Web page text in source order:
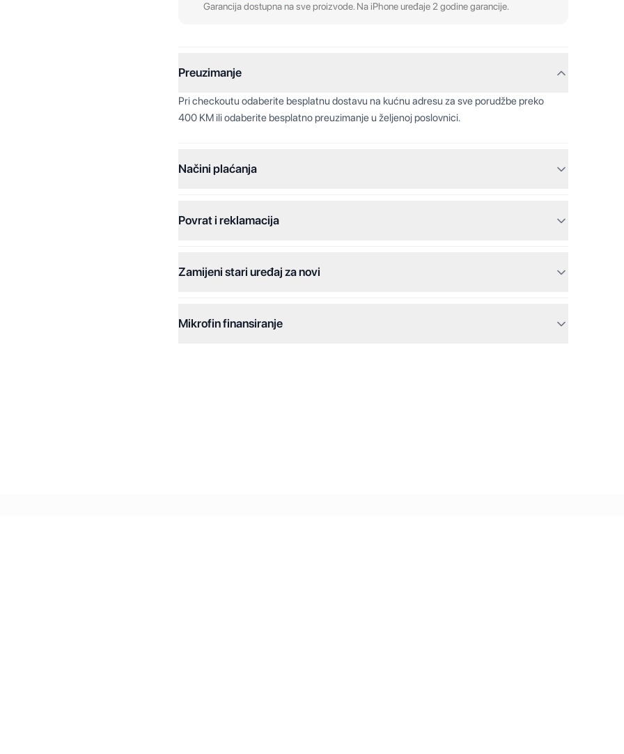
Garancija dostupna na sve proizvode. Na iPhone uređaje 2 godine garancije.
Preuzimanje
Pri checkoutu odaberite besplatnu dostavu na kućnu adresu za sve porudžbe preko
400 KM ili odaberite besplatno preuzimanje u željenoj poslovnici.
Načini plaćanja
Jednokratna plaćanja:
Dodatne opcije:
Online plaćanje na rate:
Povrat i reklamacija
Zamijeni stari uređaj za novi
Mikrofin finansiranje